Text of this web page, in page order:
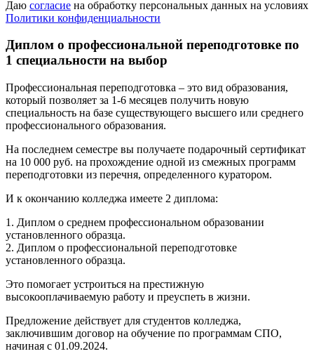
Даю согласие на обработку персональных данных на условиях
Политики конфиденциальности
Диплом о профессиональной переподготовке по
1 специальности на выбор
Профессиональная переподготовка – это вид образования,
который позволяет за 1-6 месяцев получить новую
специальность на базе существующего высшего или среднего
профессионального образования.
На последнем семестре вы получаете подарочный сертификат
на 10 000 руб. на прохождение одной из смежных программ
переподготовки из перечня, определенного куратором.
И к окончанию колледжа имеете 2 диплома:
1. Диплом о среднем профессиональном образовании
установленного образца.
2. Диплом о профессиональной переподготовке
установленного образца.
Это помогает устроиться на престижную
высокооплачиваемую работу и преуспеть в жизни.
Предложение действует для студентов колледжа,
заключившим договор на обучение по программам СПО,
начиная с 01.09.2024.